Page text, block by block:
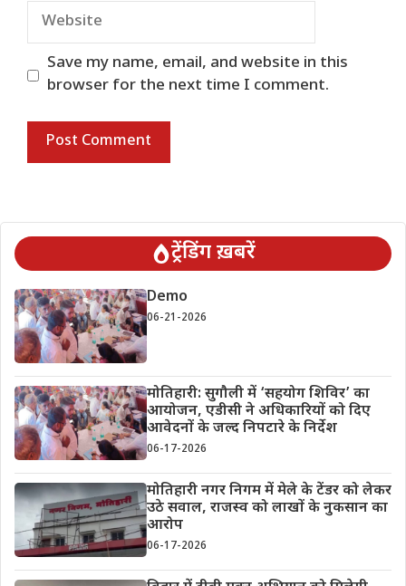
Website
Save my name, email, and website in this
browser for the next time I comment.
ट्रेंडिंग ख़बरें
Demo
06-21-2026
मोतिहारी: सुगौली में ‘सहयोग शिविर’ का
आयोजन, एडीसी ने अधिकारियों को दिए
आवेदनों के जल्द निपटारे के निर्देश
06-17-2026
मोतिहारी नगर निगम में मेले के टेंडर को लेकर
उठे सवाल, राजस्व को लाखों के नुकसान का
आरोप
06-17-2026